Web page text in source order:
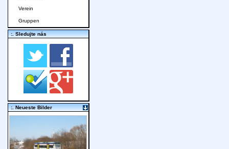
Verein
Gruppen
:. Sledujte nás
:. Neueste Bilder